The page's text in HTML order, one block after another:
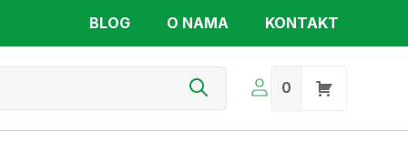
BLOG O NAMA KONTAKT
0